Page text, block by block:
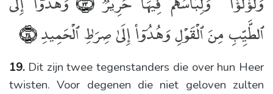
19. Dit zijn twee tegenstanders die over hun Heer
twisten. Voor degenen die niet geloven zulten
ٱلطَّيِّبِ مِنَ ٱلْقَوْلِ وَهُدُوٓا۟ إِلَىٰ صِرَٰطِ ٱلْحَمِيدِ﴿٢٤﴾